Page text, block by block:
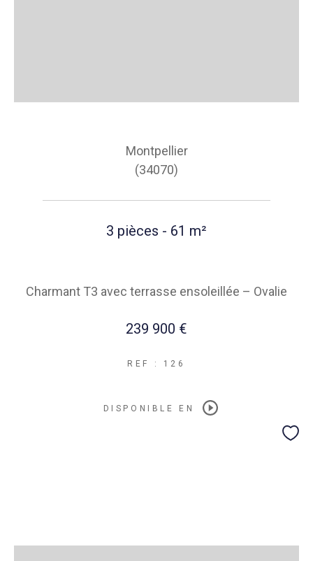
Montpellier
(34070)
3 pièces - 61 m²
Charmant T3 avec terrasse ensoleillée – Ovalie
239 900 €
REF : 126
DISPONIBLE EN